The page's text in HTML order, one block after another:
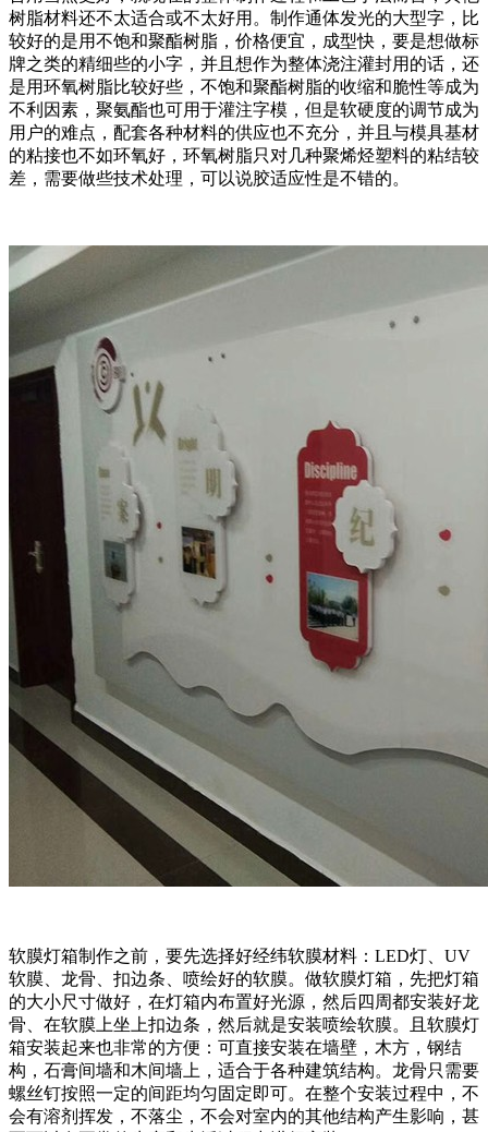
树脂材料还不太适合或不太好用。制作通体发光的大型字，比
较好的是用不饱和聚酯树脂，价格便宜，成型快，要是想做标
牌之类的精细些的小字，并且想作为整体浇注灌封用的话，还
是用环氧树脂比较好些，不饱和聚酯树脂的收缩和脆性等成为
不利因素，聚氨酯也可用于灌注字模，但是软硬度的调节成为
用户的难点，配套各种材料的供应也不充分，并且与模具基材
的粘接也不如环氧好，环氧树脂只对几种聚烯烃塑料的粘结较
差，需要做些技术处理，可以说胶适应性是不错的。
软膜灯箱制作之前，要先选择好经纬软膜材料：LED灯、UV
软膜、龙骨、扣边条、喷绘好的软膜。做软膜灯箱，先把灯箱
的大小尺寸做好，在灯箱内布置好光源，然后四周都安装好龙
骨、在软膜上坐上扣边条，然后就是安装喷绘软膜。且软膜灯
箱安装起来也非常的方便：可直接安装在墙壁，木方，钢结
构，石膏间墙和木间墙上，适合于各种建筑结构。龙骨只需要
螺丝钉按照一定的间距均匀固定即可。在整个安装过程中，不
会有溶剂挥发，不落尘，不会对室内的其他结构产生影响，甚